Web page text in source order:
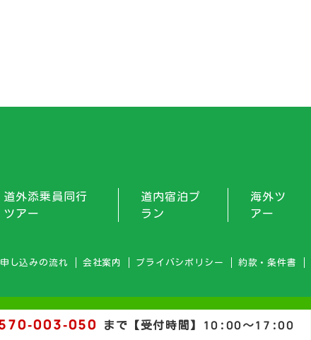
道外添乗員同行
ツアー
道内宿泊プ
ラン
海外ツ
アー
申し込みの流れ 会社案内 プライバシポリシー 約款・条件書
003-050 まで【受付時間】10:00～17:00